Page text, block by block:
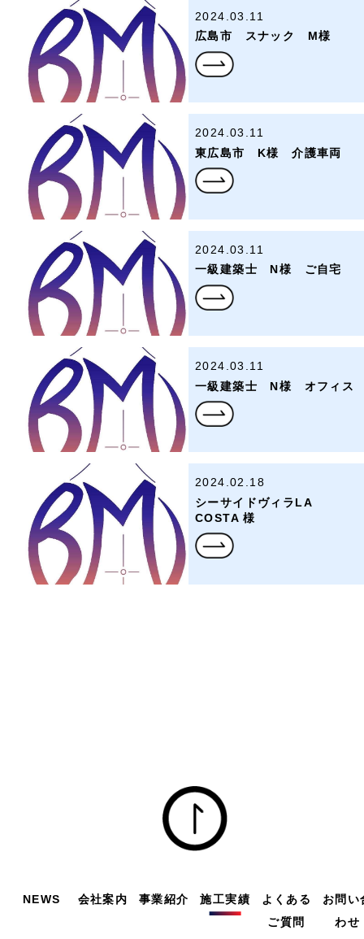
2024.03.11
広島市 スナック M様
2024.03.11
東広島市 K様 介護車両
2024.03.11
一級建築士 N様 ご自宅
2024.03.11
一級建築士 N様 オフィス
2024.02.18
シーサイドヴィラLA
COSTA 様
NEWS 会社案内 事業紹介 施工実績
よくある
ご質問
お問い
わせ